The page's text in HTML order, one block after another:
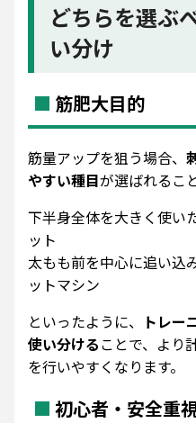
どちらを選ぶ
い分け
筋肥大目的
筋量アップを狙う場合、
やすい種目が選ばれるこ
下半身全体を大きく使い
ット
太もも前を中心に追い込
ットマシン
といったように、 トレー
使い分けることで、より
を行いやすくなります。
初心者・安全重